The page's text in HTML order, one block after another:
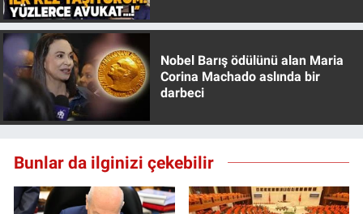
Nobel Barış ödülünü alan Maria
Corina Machado aslında bir
darbeci
Bunlar da ilginizi çekebilir